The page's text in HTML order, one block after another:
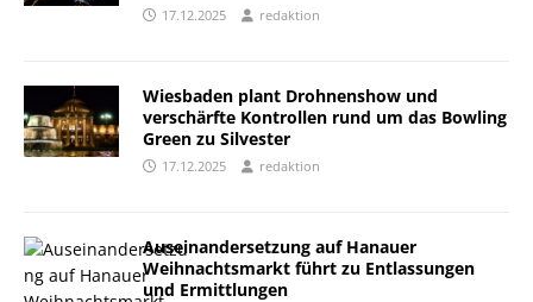
17.12.2025 redaktion
Wiesbaden plant Drohnenshow und
verschärfte Kontrollen rund um das Bowling
Green zu Silvester
17.12.2025 redaktion
Auseinandersetzung auf Hanauer
Weihnachtsmarkt führt zu Entlassungen
und Ermittlungen